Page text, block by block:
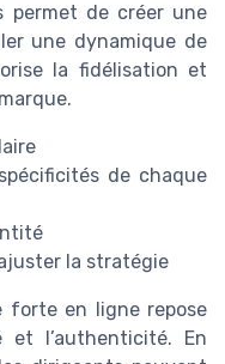
permet de créer une
une dynamique de
la fidélisation et
de chaque
la stratégie
forte en ligne repose
et l’authenticité. En